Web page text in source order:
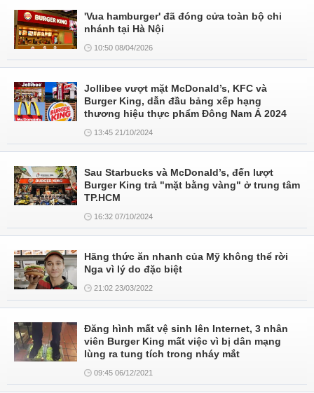
'Vua hamburger' đã đóng cửa toàn bộ chi
nhánh tại Hà Nội
10:50 08/04/2026
Jollibee vượt mặt McDonald’s, KFC và
Burger King, dẫn đầu bảng xếp hạng
thương hiệu thực phẩm Đông Nam Á 2024
13:45 21/10/2024
Sau Starbucks và McDonald’s, đến lượt
Burger King trả "mặt bằng vàng" ở trung tâm
TP.HCM
16:32 07/10/2024
Hãng thức ăn nhanh của Mỹ không thể rời
Nga vì lý do đặc biệt
21:02 23/03/2022
Đăng hình mất vệ sinh lên Internet, 3 nhân
viên Burger King mất việc vì bị dân mạng
lùng ra tung tích trong nháy mắt
09:45 06/12/2021